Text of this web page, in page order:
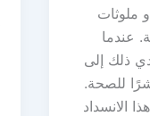
ملوثات
عندما
ذلك إلى
للصحة.
الانسداد